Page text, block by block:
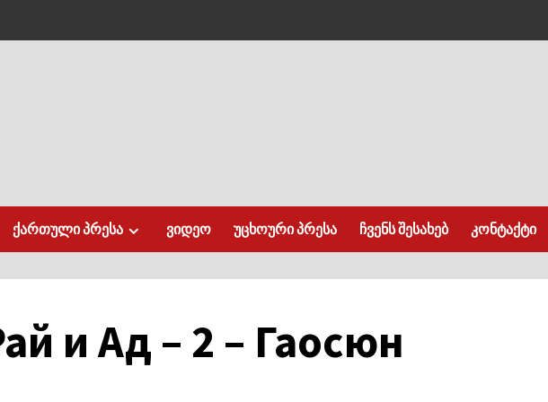
ქართული პრესა ვიდეო უცხოური პრესა ჩვენს შესახებ კონტაქტი
и Ад – 2 – Гаосюн